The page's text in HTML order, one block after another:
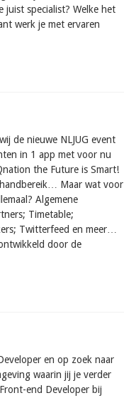
juist specialist? Welke het
werk je met ervaren
de nieuwe NLJUG event
in 1 app met voor nu
the Future is Smart!
Maar wat voor
Algemene
Timetable;
Twitterfeed en meer…
door de
en op zoek naar
waarin jij je verder
end Developer bij